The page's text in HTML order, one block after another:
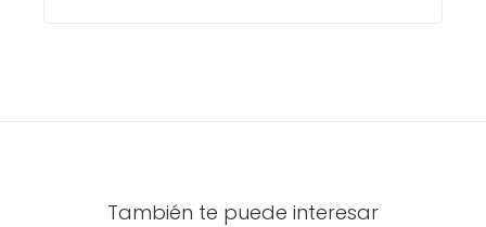
También te puede interesar